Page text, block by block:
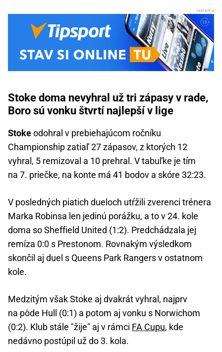
Stoke doma nevyhral už tri zápasy v rade,
Boro sú vonku štvrtí najlepší v lige
Stokeodohral v prebiehajúcom ročníku
Championship zatiaľ 27 zápasov, z ktorých 12
vyhral, 5 remizoval a 10 prehral. V tabuľke je tím
na 7. priečke, na konte má 41 bodov a skóre 32:23.
V posledných piatich dueloch utŕžili zverenci trénera
Marka Robinsa len jedinú porážku, a to v 24. kole
doma so Sheffield United (1:2). Predchádzala jej
remíza 0:0 s Prestonom. Rovnakým výsledkom
skončil aj duel s Queens Park Rangers v ostatnom
kole.
Medzitým však Stoke aj dvakrát vyhral, najprv
na pôde Hull (0:1) a potom aj vonku s Norwichom
(0:2). Klub stále "žije" aj v rámci FA Cupu, kde
nedávno postúpil už do 3. kola.